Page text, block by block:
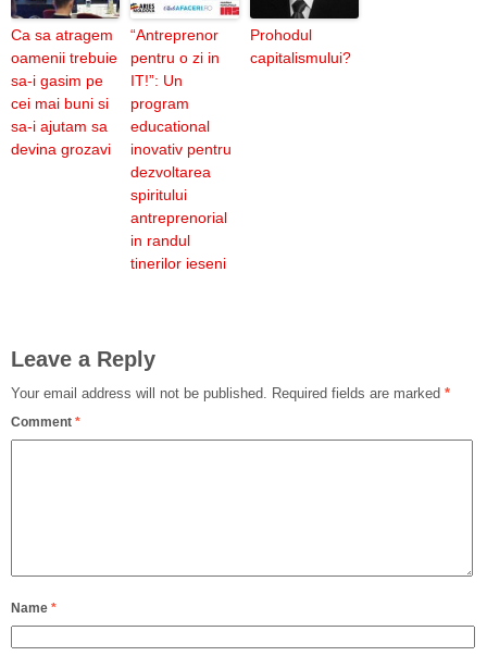
Ca sa atragem
oamenii trebuie
sa-i gasim pe
cei mai buni si
sa-i ajutam sa
devina grozavi
“Antreprenor
pentru o zi in
IT!”: Un
program
educational
inovativ pentru
dezvoltarea
spiritului
antreprenorial
in randul
tinerilor ieseni
Prohodul
capitalismului?
Leave a Reply
Your email address will not be published. Required fields are marked *
Comment *
Name *